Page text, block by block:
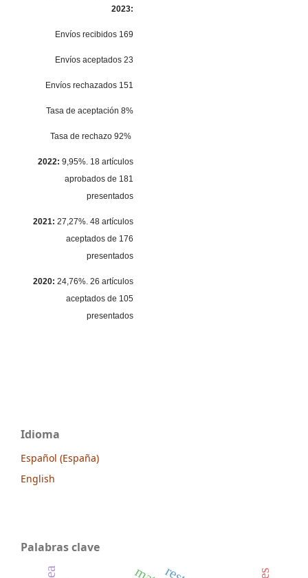
2023:
Envíos recibidos 169
Envíos aceptados 23
Envíos rechazados 151
Tasa de aceptación 8%
Tasa de rechazo 92%
2022: 9,95%. 18 artículos
aprobados de 181
presentados
2021: 27,27%. 48 artículos
aceptados de 176
presentados
2020: 24,76%. 26 artículos
aceptados de 105
presentados
Idioma
Español (España)
English
Palabras clave